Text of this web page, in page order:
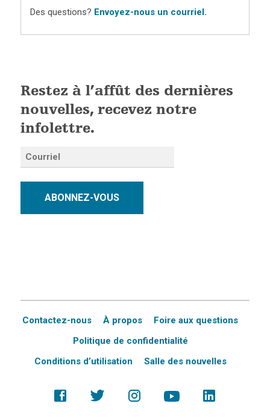
Des questions? Envoyez-nous un courriel.
Restez à l’affût des dernières
nouvelles, recevez notre
infolettre.
ABONNEZ-VOUS
Contactez-nous À propos
Foire aux questions
Politique de confidentialité
Conditions d’utilisation
Salle des nouvelles